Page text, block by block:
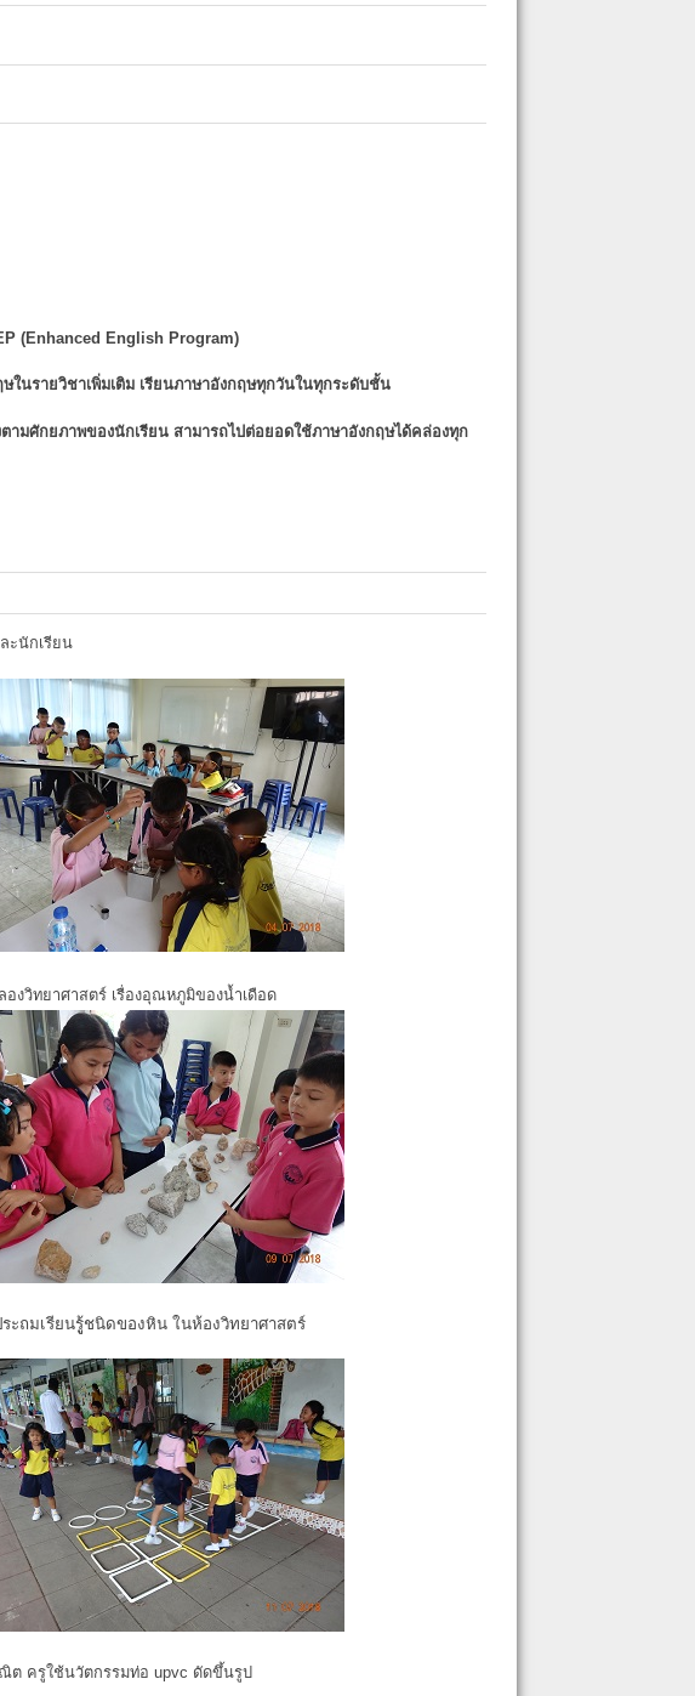
(Enhanced English Program)
ในรายวิชาเพิ่มเติม เรียนภาษาอังกฤษทุกวันในทุกระดับชั้น
ามศักยภาพของนักเรียน สามารถไปต่อยอดใช้ภาษาอังกฤษได้คล่องทุก
ะนักเรียน
งวิทยาศาสตร์ เรื่องอุณหภูมิของน้ำเดือด
ะถมเรียนรูู้ชนิดของหิน ในห้องวิทยาศาสตร์
ต ครูใช้นวัตกรรมท่อ upvc ดัดขึ้นรูป